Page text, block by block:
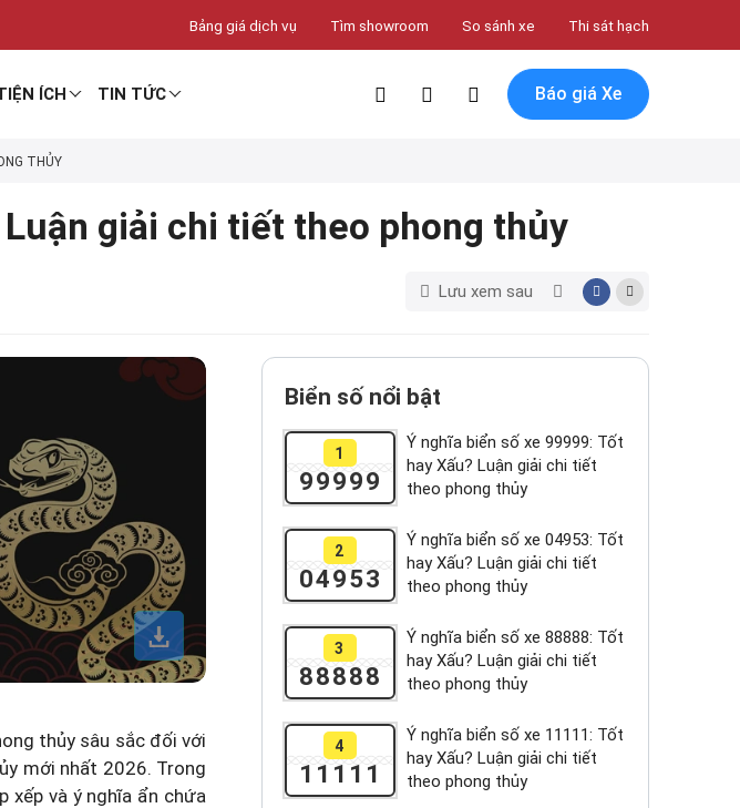
Bảng giá dịch vụ Tìm showroom So sánh xe Thi sát hạch
ÍCH TIN TỨC Báo giá Xe
THỦY
giải chi tiết theo phong thủy
Lưu xem sau
thủy sâu sắc đối với
mới nhất 2026. Trong
xếp và ý nghĩa ẩn chứa
Biển số nổi bật
1
99999
Ý nghĩa biển số xe 99999: Tốt
hay Xấu? Luận giải chi tiết
theo phong thủy
2
04953
Ý nghĩa biển số xe 04953: Tốt
hay Xấu? Luận giải chi tiết
theo phong thủy
3
88888
Ý nghĩa biển số xe 88888: Tốt
hay Xấu? Luận giải chi tiết
theo phong thủy
4
11111
Ý nghĩa biển số xe 11111: Tốt
hay Xấu? Luận giải chi tiết
theo phong thủy